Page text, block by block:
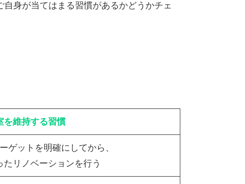
身が当てはまる習慣があるかどうかチェ
を維持する習慣
ゲットを明確にしてから、
たリノベーションを行う